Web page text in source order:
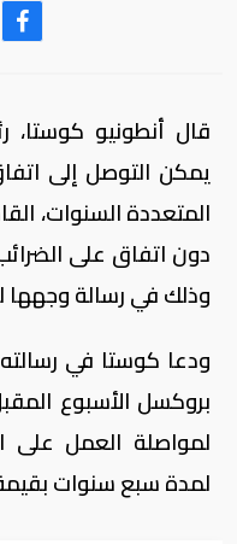
قال أنطونيو كوستا،
يمكن التوصل إلى
المتعددة السنوات،
دون اتفاق على
وذلك في رسالة وجهها
ودعا كوستا في
لمواصلة العمل على
لمدة سبع سنوات بقيمة تقارب 2